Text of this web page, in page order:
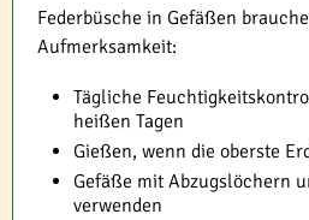
Federbüsche in Gefäßen
Aufmerksamkeit:
Tägliche
heißen Tagen
Gießen, wenn die oberste
Gefäße mit Abzugslöchern
verwenden